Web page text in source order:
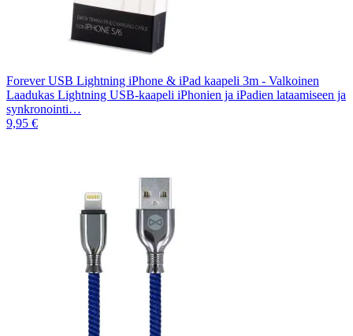
Forever USB Lightning iPhone & iPad kaapeli 3m - Valkoinen
Laadukas Lightning USB-kaapeli iPhonien ja iPadien lataamiseen ja
synkronointi…
9,95 €